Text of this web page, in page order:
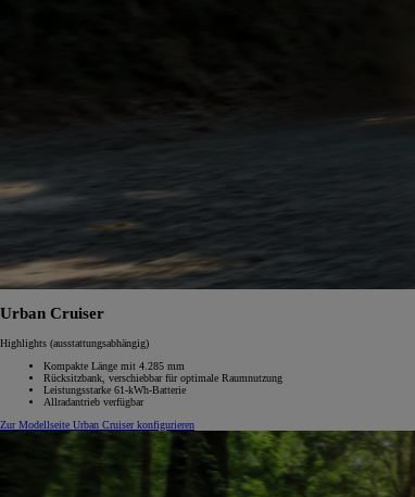
Urban Cruiser
Highlights (ausstattungsabhängig)
Kompakte Länge mit 4.285 mm
Rücksitzbank, verschiebbar für optimale Raumnutzung
Leistungsstarke 61-kWh-Batterie
Allradantrieb verfügbar
Zur Modellseite Urban Cruiser konfigurieren